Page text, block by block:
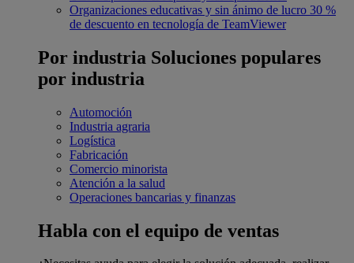
Organizaciones educativas y sin ánimo de lucro 30 %
de descuento en tecnología de TeamViewer
Por industria Soluciones populares
por industria
Automoción
Industria agraria
Logística
Fabricación
Comercio minorista
Atención a la salud
Operaciones bancarias y finanzas
Habla con el equipo de ventas